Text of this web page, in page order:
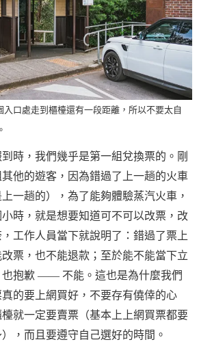
入口處走到櫃檯還有一段距離，所以不要太自
時，我們幾乎是第一組兌換票的。剛
他的遊客，因為錯過了上一趟的火車
上一趟的），為了能夠體驗蒸汽火車，
時，就是想要知道可不可以改票，改
工作人員當下就說明了：錯過了票上
票，也不能退款；至於能不能當下立
也抱歉 —— 不能。這也是為什麼我們
的要上網買好，不要存有僥倖的心
就一定要賣票（基本上上網買票都要
，而且要遵守自己選好的時間。